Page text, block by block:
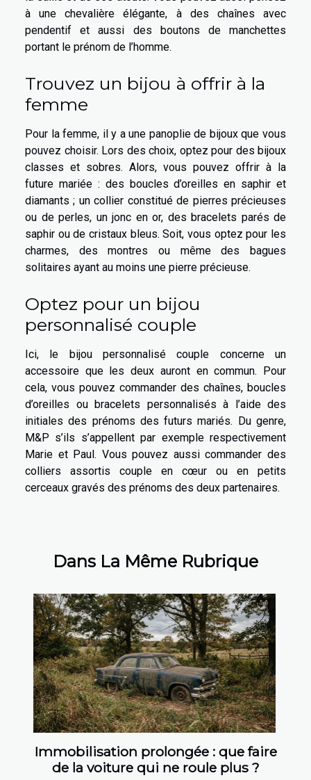
à une chevalière élégante, à des chaînes avec
pendentif et aussi des boutons de manchettes
portant le prénom de l’homme.
Trouvez un bijou à offrir à la
femme
Pour la femme, il y a une panoplie de bijoux que vous
pouvez choisir. Lors des choix, optez pour des bijoux
classes et sobres. Alors, vous pouvez offrir à la
future mariée : des boucles d’oreilles en saphir et
diamants ; un collier constitué de pierres précieuses
ou de perles, un jonc en or, des bracelets parés de
saphir ou de cristaux bleus. Soit, vous optez pour les
charmes, des montres ou même des bagues
solitaires ayant au moins une pierre précieuse.
Optez pour un bijou
personnalisé couple
Ici, le bijou personnalisé couple concerne un
accessoire que les deux auront en commun. Pour
cela, vous pouvez commander des chaînes, boucles
d’oreilles ou bracelets personnalisés à l’aide des
initiales des prénoms des futurs mariés. Du genre,
M&P s’ils s’appellent par exemple respectivement
Marie et Paul. Vous pouvez aussi commander des
colliers assortis couple en cœur ou en petits
cerceaux gravés des prénoms des deux partenaires.
Dans La Même Rubrique
Immobilisation prolongée : que faire
de la voiture qui ne roule plus ?